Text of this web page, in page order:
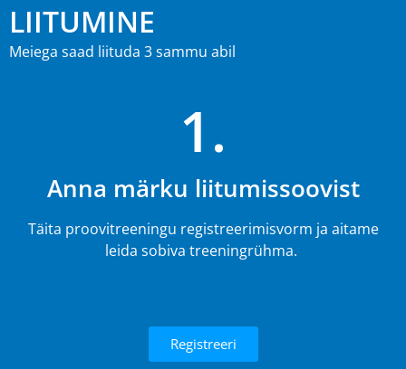
LIITUMINE
Meiega saad liituda 3 sammu abil
1.
Anna märku liitumissoovist
Täita proovitreeningu registreerimisvorm ja aitame
leida sobiva treeningrühma.
Registreeri